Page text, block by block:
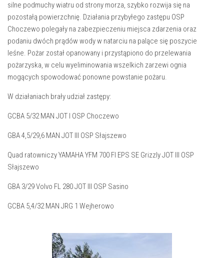
silne podmuchy wiatru od strony morza, szybko rozwija się na
pozostałą powierzchnię. Działania przybyłego zastępu OSP
Choczewo polegały na zabezpieczeniu miejsca zdarzenia oraz
podaniu dwóch prądów wody w natarciu na palące się poszycie
leśne. Pożar został opanowany i przystąpiono do przelewania
pożarzyska, w celu wyeliminowania wszelkich zarzewi ognia
mogących spowodować ponowne powstanie pożaru.
W działaniach brały udział zastępy:
GCBA 5/32 MAN JOT I OSP Choczewo
GBA 4,5/29,6 MAN JOT III OSP Słajszewo
Quad ratowniczy YAMAHA YFM 700 FI EPS SE Grizzly JOT III OSP
Słajszewo
GBA 3/29 Volvo FL 280 JOT III OSP Sasino
GCBA 5,4/32 MAN JRG 1 Wejherowo